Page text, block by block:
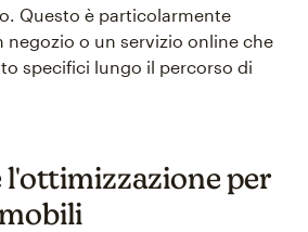
Questo è particolarmente
negozio o un servizio online che
specifici lungo il percorso di
l'ottimizzazione per